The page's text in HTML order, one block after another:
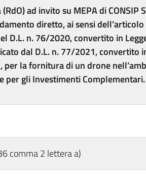
ad invito su MEPA di CONSIP
diretto, ai sensi dell’articolo
D.L. n. 76/2020, convertito in
dal D.L. n. 77/2021, convertito
per la fornitura di un drone
per gli Investimenti Complementari.
comma 2 lettera a)